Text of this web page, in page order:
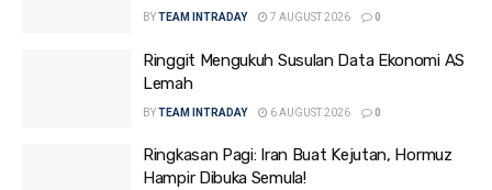
BYTEAM INTRADAY 7 AUGUST 2026 0
Ringgit Mengukuh Susulan Data Ekonomi AS
Lemah
BYTEAM INTRADAY 6 AUGUST 2026 0
Ringkasan Pagi: Iran Buat Kejutan, Hormuz
Hampir Dibuka Semula!